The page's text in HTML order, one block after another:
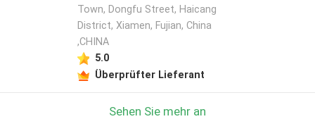
Town, Dongfu Street, Haicang
District, Xiamen, Fujian, China
,CHINA
5.0
Überprüfter Lieferant
Sehen Sie mehr an